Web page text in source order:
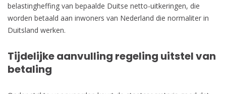
belastingheffing van bepaalde Duitse netto-uitkeringen, die
worden betaald aan inwoners van Nederland die normaliter in
Duitsland werken.
Tijdelijke aanvulling regeling uitstel van
betaling